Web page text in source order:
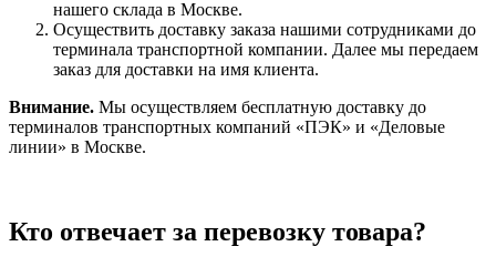
нашего склада в Москве.
Осуществить доставку заказа нашими сотрудниками до
терминала транспортной компании. Далее мы передаем
заказ для доставки на имя клиента.
Внимание. Мы осуществляем бесплатную доставку до
терминалов транспортных компаний «ПЭК» и «Деловые
линии» в Москве.
Кто отвечает за перевозку товара?